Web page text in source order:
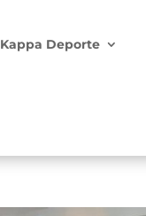
Kappa Deporte